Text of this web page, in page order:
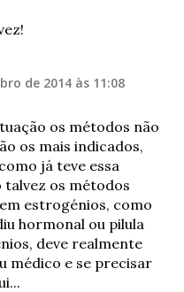
de 2014 às 11:08
os métodos não
os mais indicados,
já teve essa
talvez os métodos
estrogénios, como
hormonal ou pilula
deve realmente
médico e se precisar